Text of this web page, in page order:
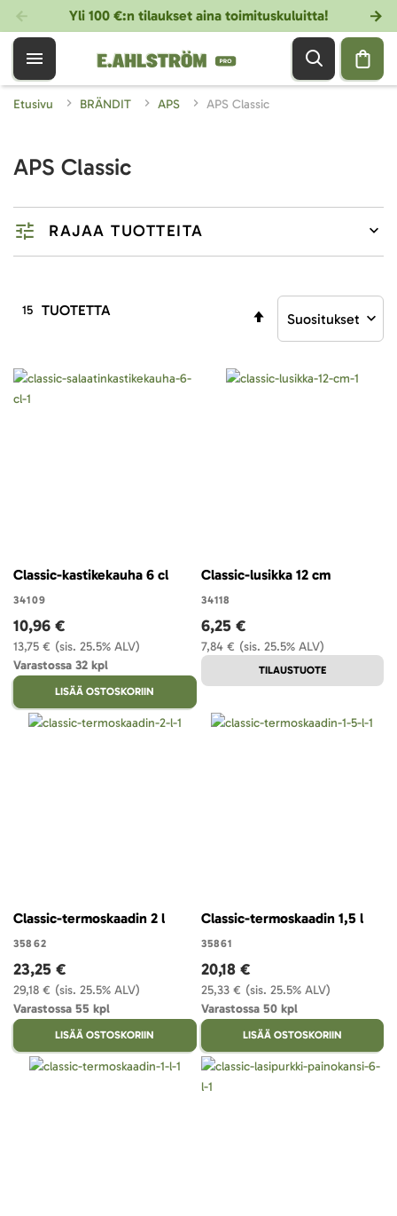
Yli 100 €:n tilaukset aina toimituskuluitta!
Etusivu BRÄNDIT APS APS Classic
APS Classic
15 TUOTETTA
Aseta
Classic-kastikekauha 6 cl
34109
(sis. 25.5% ALV)
13,75 €
10,96 €
Varastossa 32 kpl
LISÄÄ OSTOSKORIIN
Classic-lusikka 12 cm
34118
(sis. 25.5% ALV)
7,84 €
6,25 €
TILAUSTUOTE
Classic-termoskaadin 2 l
35862
(sis. 25.5% ALV)
29,18 €
23,25 €
Varastossa 55 kpl
LISÄÄ OSTOSKORIIN
Classic-termoskaadin 1,5 l
35861
(sis. 25.5% ALV)
25,33 €
20,18 €
Varastossa 50 kpl
LISÄÄ OSTOSKORIIN
RAJAA TUOTTEITA